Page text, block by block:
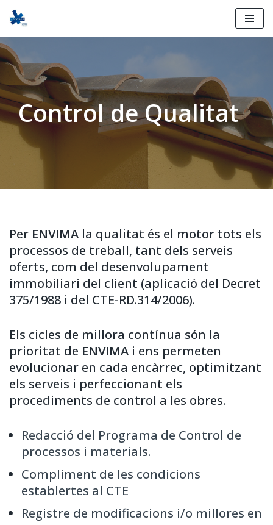
Saltar
al
contingut
Control de Qualitat
Per ENVIMA la qualitat és el motor tots els
processos de treball, tant dels serveis
oferts, com del desenvolupament
immobiliari del client (aplicació del Decret
375/1988 i del CTE-RD.314/2006).
Els cicles de millora contínua són la
prioritat de ENVIMA i ens permeten
evolucionar en cada encàrrec, optimitzant
els serveis i perfeccionant els
procediments de control a les obres.
Redacció del Programa de Control de
processos i materials.
Compliment de les condicions
establertes al CTE
Registre de modificacions i/o millores en